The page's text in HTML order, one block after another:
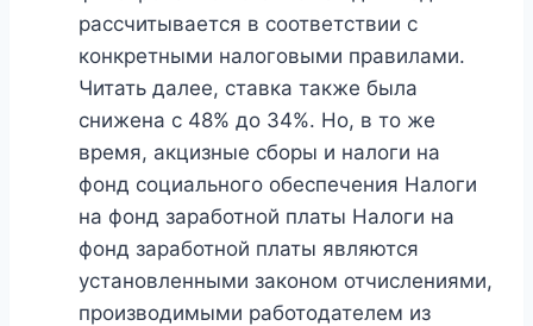
рассчитывается в соответствии с
конкретными налоговыми правилами.
Читать далее, ставка также была
снижена с 48% до 34%. Но, в то же
время, акцизные сборы и налоги на
фонд социального обеспечения Налоги
на фонд заработной платы Налоги на
фонд заработной платы являются
установленными законом отчислениями,
производимыми работодателем из